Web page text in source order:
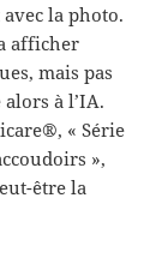
la photo.
afficher
mais pas
à l’IA.
« Série
»,
être la